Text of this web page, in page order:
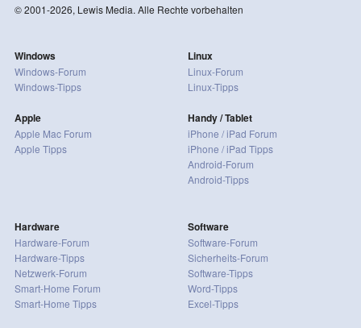
© 2001-2026, Lewis Media. Alle Rechte vorbehalten
Windows
Windows-Forum
Windows-Tipps
Apple
Apple Mac Forum
Apple Tipps
Linux
Linux-Forum
Linux-Tipps
Handy / Tablet
iPhone / iPad Forum
iPhone / iPad Tipps
Android-Forum
Android-Tipps
Hardware
Hardware-Forum
Hardware-Tipps
Netzwerk-Forum
Smart-Home Forum
Smart-Home Tipps
Software
Software-Forum
Sicherheits-Forum
Software-Tipps
Word-Tipps
Excel-Tipps